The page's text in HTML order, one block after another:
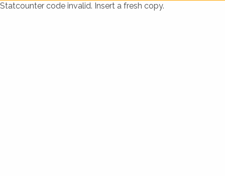
Statcounter code invalid. Insert a fresh copy.